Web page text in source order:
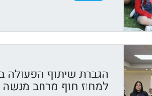
הגברת שיתוף הפעולה
למחוז חוף מרחב מנשה